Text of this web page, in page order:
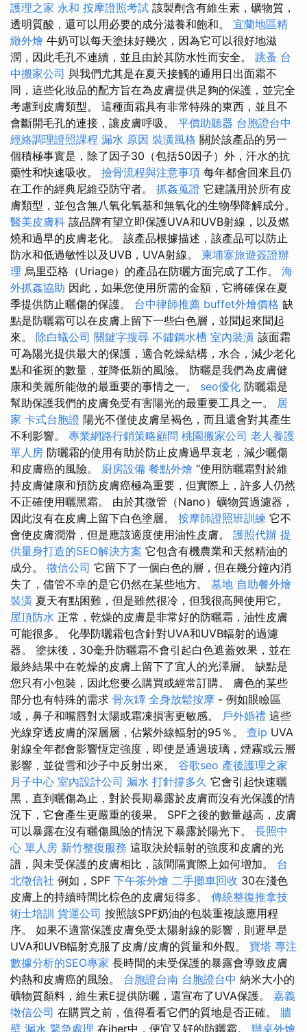
護理之家 永和 按摩證照考試 該製劑含有維生素，礦物質，
透明質酸，還可以用必要的成分滋養和飽和。 宜蘭地區精
緻外燴 牛奶可以每天塗抹好幾次，因為它可以很好地滋
潤，因此毛孔不連續，並且由於其防水性而安全。 跳蚤 台
中搬家公司 與我們尤其是在夏天接觸的通用日出面霜不
同，這些化妝品的配方旨在為皮膚提供足夠的保護，並完全
考慮到皮膚類型。 這種面霜具有非常特殊的東西，並且不
會斷開毛孔的連接，讓皮膚呼吸。 平價助聽器 台胞證台中
經絡調理證照課程 漏水 原因 裝潢風格 關於該產品的另一
個積極事實是，除了因子30（包括50因子）外，汗水的抗
藥性和快速吸收。 撿骨流程與注意事項 每年都會回來且仍
在工作的經典尼維亞防守者。 抓姦蒐證 它建議用於所有皮
膚類型，並包含無八氧化氧基和無氧化的生物學降解成分。
醫美皮膚科 該品牌有望立即保護UVA和UVB射線，以及燃
燒和過早的皮膚老化。 該產品根據描述，該產品可以防止
防水和低過敏性以及UVB，UVA射線。 柬埔寨旅遊簽證辦
理 烏里亞格（Uriage）的產品在防曬方面完成了工作。 海
外抓姦協助 因此，如果您使用所需的金額，它將確保在夏
季提供防止曬傷的保護。 台中律師推薦 buffet外燴價格 缺
點是防曬霜可以在皮膚上留下一些白色層，並聞起來聞起
來。 除白蟻公司 關鍵字搜尋 不鏽鋼水槽 室內裝潢 該面霜
可為陽光提供最大的保護，適合乾燥結構，水合，減少老化
點和雀斑的數量，並降低新的風險。 防曬是我們為皮膚健
康和美麗所能做的最重要的事情之一。 seo優化 防曬霜是
幫助保護我們的皮膚免受有害陽光的最重要工具之一。 居
家 卡式台胞證 陽光不僅使皮膚呈褐色，而且還會對其產生
不利影響。 專業網路行銷策略顧問 桃園搬家公司 老人養護
單人房 防曬霜的使用有助於防止皮膚過早衰老，減少曬傷
和皮膚癌的風險。 廚房設備 餐點外燴 “使用防曬霜對於維
持皮膚健康和預防皮膚癌極為重要，但實際上，許多人仍然
不正確使用曬黑霜。 由於其微管（Nano）礦物質過濾器，
因此沒有在皮膚上留下白色塗層。 按摩師證照班訓練 它不
會使皮膚潤滑，但是應該適度使用油性皮膚。 護照代辦 提
供量身打造的SEO解決方案 它包含有機農業和天然精油的
成分。 徵信公司 它留下了一個白色的層，但在幾分鐘內消
失了，儘管不幸的是它仍然在某些地方。 墓地 自助餐外燴
裝潢 夏天有點困難，但是雖然很冷，但我很高興使用它。
屋頂防水 正常，乾燥的皮膚是非常好的防曬霜，油性皮膚
可能很多。 化學防曬霜包含針對UVA和UVB輻射的過濾
器。 塗抹後，30毫升防曬霜不會引起白色遮蓋效果，並在
最終結果中在乾燥的皮膚上留下了宜人的光澤層。 缺點是
您只有小包裝，因此您要么購買或經常訂購。 膚色的某些
部分也有特殊的需求 骨灰罈 全身放鬆按摩 - 例如眼瞼區
域，鼻子和嘴唇對太陽或霜凍損害更敏感。 戶外婚禮 這些
光線穿透皮膚的深層層，佔紫外線輻射的95％。 查ip UVA
射線全年都會影響恆定強度，即使是通過玻璃，煙霧或云層
影響，並從雪和沙子中反射出來。 谷歌seo 產後護理之家
月子中心 室內設計公司 漏水 打針撐多久 它會引起快速曬
黑，直到曬傷為止，對於長期暴露於皮膚而沒有光保護的情
況下，它會產生更嚴重的後果。 SPF之後的數量越高，皮膚
可以暴露在沒有曬傷風險的情況下暴露於陽光下。 長照中
心 單人房 新竹整復服務 這取決於輻射的強度和皮膚的光
譜，與未受保護的皮膚相比，該間隔實際上如何增加。 台
北徵信社 例如，SPF 下午茶外燴 二手攤車回收 30在淺色
皮膚上的持續時間比棕色的皮膚短得多。 傳統整復推拿技
術士培訓 貨運公司 按照該SPF奶油的包裝重複該應用程
序。 如果不適當保護皮膚免受太陽射線的影響，則遲早是
UVA和UVB輻射克服了皮膚/皮膚的質量和外觀。 寶塔 專注
數據分析的SEO專家 長時間的未受保護的暴露會導致皮膚
灼熱和皮膚癌的風險。 台胞證台南 台胞證台中 納米大小的
礦物質顏料，維生素E提供防曬，還宣布了UVA保護。 嘉義
徵信公司 在購買之前，值得看看它們的質地是否正確。 牆
壁 漏水 緊急處理 在iher中，便宜又好的防曬霜。 辦桌外燴